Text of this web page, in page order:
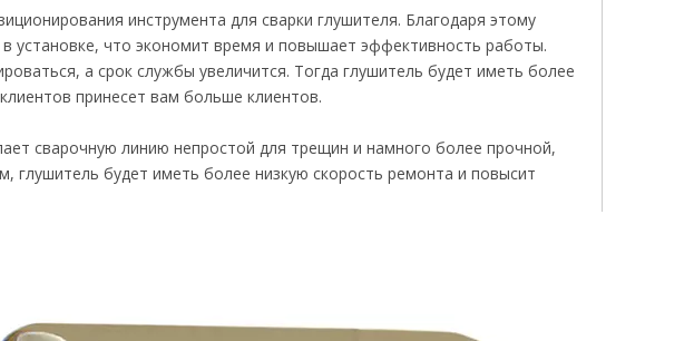
инструмента для сварки глушителя. Благодаря этому
установке, что экономит время и повышает эффективность работы.
а срок службы увеличится. Тогда глушитель будет иметь более
принесет вам больше клиентов.
сварочную линию непростой для трещин и намного более прочной,
глушитель будет иметь более низкую скорость ремонта и повысит